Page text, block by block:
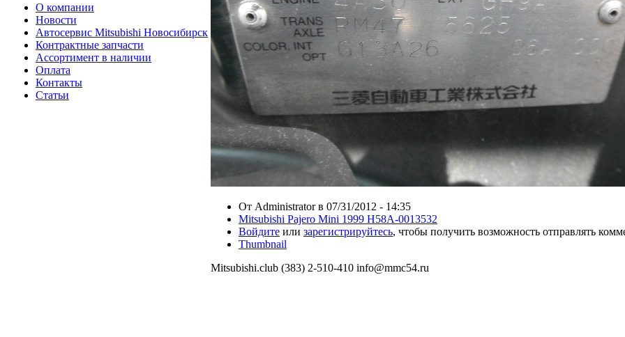
О компании
Новости
Автосервис Mitsubishi Новосибирск
Контрактные запчасти
Ассортимент в наличии
Оплата
Контакты
Статьи
От Administrator в 07/31/2012 - 14:35
Mitsubishi Pajero Mini 1999 H58A-0013532
Войдите или зарегистрируйтесь, чтобы получить возможность отправлять
Thumbnail
Mitsubishi.club (383) 2-510-410 info@mmc54.ru